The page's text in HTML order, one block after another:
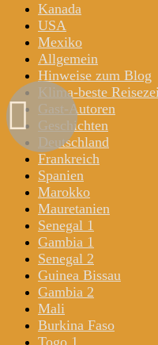
Kanada
USA
Mexiko
Allgemein
Hinweise zum Blog
Klima-beste
Gast-Autoren
Geschichten
Deutschland
Frankreich
Spanien
Marokko
Mauretanien
Senegal 1
Gambia 1
Senegal 2
Guinea Bissau
Gambia 2
Mali
Burkina Faso